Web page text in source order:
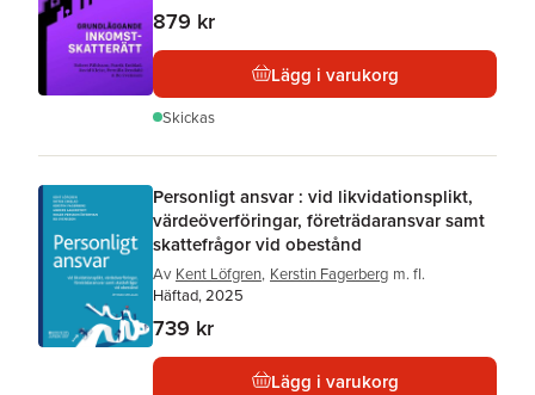
879 kr
Lägg i varukorg
Skickas
Personligt ansvar : vid likvidationsplikt,
värdeöverföringar, företrädaransvar samt
skattefrågor vid obestånd
Av Kent Löfgren, Kerstin Fagerberg m. fl.
Häftad, 2025
739 kr
Lägg i varukorg